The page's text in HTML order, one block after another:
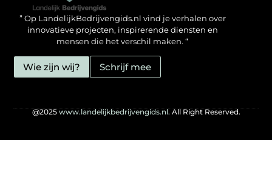
” Op LandelijkBedrijvengids.nl vind je verhalen over
innovatieve projecten, inspirerende diensten en
mensen die het verschil maken. “
Wie zijn wij? Schrijf mee
@2025www.landelijkbedrijvengids.nl.All Right Reserved.